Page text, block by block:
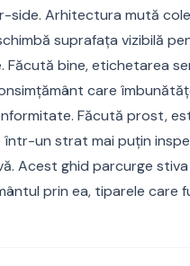
side. Arhitectura mută
suprafața vizibilă
Făcută bine, etichetarea
care
Făcută prost,
un strat mai puțin
Acest ghid parcurge
prin ea, tiparele care